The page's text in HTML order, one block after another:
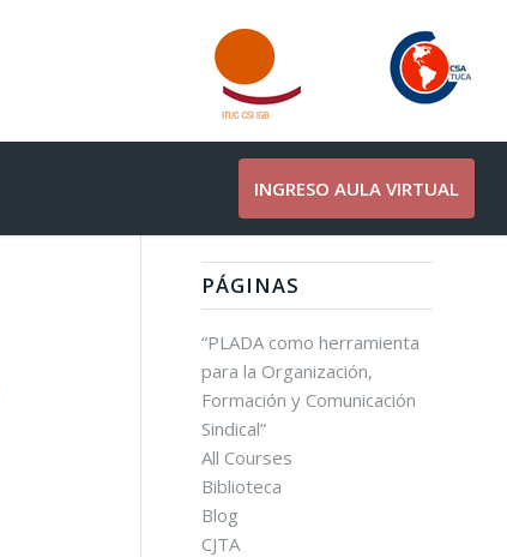
INGRESO AULA VIRTUAL
PÁGINAS
“PLADA como herramienta
para la Organización,
Formación y Comunicación
Sindical”
All Courses
Biblioteca
Blog
CJTA